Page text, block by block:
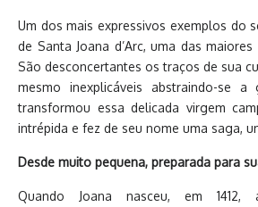
Um dos mais expressivos exemplos do
de Santa Joana d’Arc, uma das
São desconcertantes os traços de sua
mesmo inexplicáveis abstraindo-se
transformou essa delicada virgem
intrépida e fez de seu nome uma saga,
Desde muito pequena, preparada para
Quando Joana nasceu, em 1412,